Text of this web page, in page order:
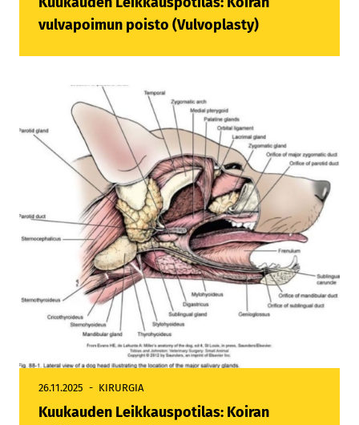
vulvapoimun poisto (Vulvoplasty)
26.11.2025 KIRURGIA
Kuukauden Leikkauspotilas: Koiran